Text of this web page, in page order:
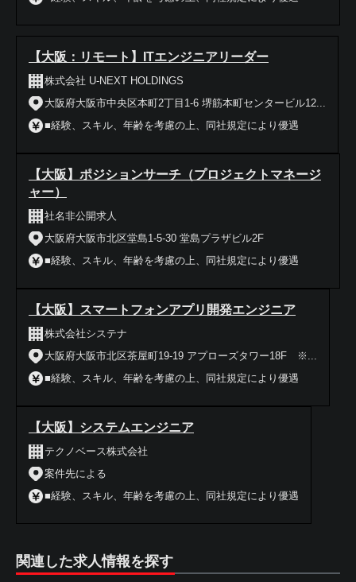
【大阪：リモート】ITエンジニアリーダー
株式会社 U-NEXT HOLDINGS
大阪府大阪市中央区本町2丁目1-6 堺筋本町センタービル12...
■経験、スキル、年齢を考慮の上、同社規定により優遇
【大阪】ポジションサーチ（プロジェクトマネージ
ャー）
社名非公開求人
大阪府大阪市北区堂島1-5-30 堂島プラザビル2F
■経験、スキル、年齢を考慮の上、同社規定により優遇
【大阪】スマートフォンアプリ開発エンジニア
株式会社システナ
大阪府大阪市北区茶屋町19-19 アプローズタワー18F ※...
■経験、スキル、年齢を考慮の上、同社規定により優遇
【大阪】システムエンジニア
テクノベース株式会社
案件先による
■経験、スキル、年齢を考慮の上、同社規定により優遇
関連した求人情報を探す